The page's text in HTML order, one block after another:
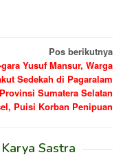
Pos berikutnya
Yusuf Mansur, Warga
Sedekah di Pagaralam
Provinsi Sumatera Selatan
Puisi Korban Penipuan
Sastra